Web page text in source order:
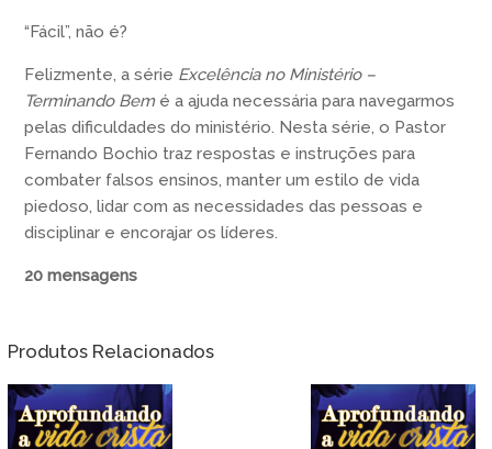
“Fácil”, não é?
Felizmente, a série Excelência no Ministério –
Terminando Bemé a ajuda necessária para navegarmos
pelas dificuldades do ministério. Nesta série, o Pastor
Fernando Bochio traz respostas e instruções para
combater falsos ensinos, manter um estilo de vida
piedoso, lidar com as necessidades das pessoas e
disciplinar e encorajar os líderes.
20 mensagens
Produtos Relacionados